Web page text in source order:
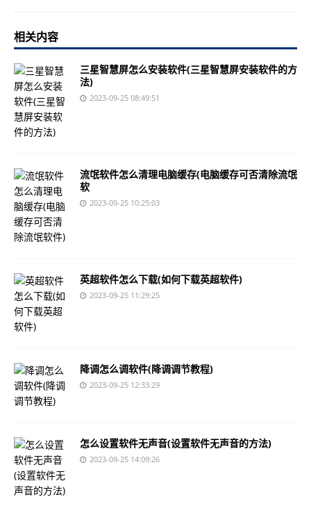
相关内容
三星智慧屏怎么安装软件(三星智慧屏安装软件的方
法)
2023-09-25 08:49:51
流氓软件怎么清理电脑缓存(电脑缓存可否清除流氓
软
2023-09-25 10:25:03
英超软件怎么下载(如何下载英超软件)
2023-09-25 11:29:25
降调怎么调软件(降调调节教程)
2023-09-25 12:33:29
怎么设置软件无声音(设置软件无声音的方法)
2023-09-25 14:09:26